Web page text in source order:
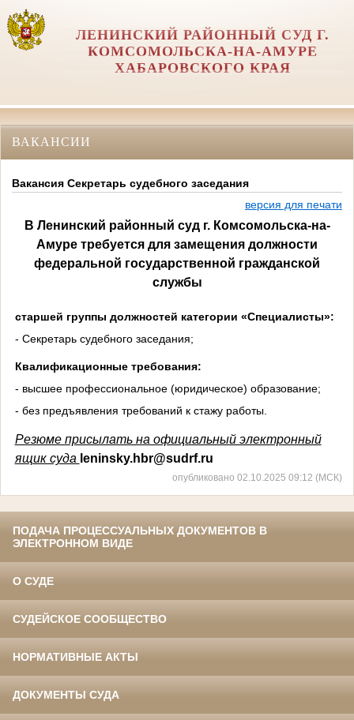
ЛЕНИНСКИЙ РАЙОННЫЙ СУД Г.
КОМСОМОЛЬСКА-НА-АМУРЕ
ХАБАРОВСКОГО КРАЯ
ВАКАНСИИ
Вакансия Секретарь судебного заседания
версия для печати
В Ленинский районный суд г. Комсомольска-на-
Амуре требуется для замещения должности
федеральной государственной гражданской
службы
старшей группы должностей категории «Специалисты»:
- Секретарь судебного заседания;
Квалификационные требования:
- высшее профессиональное (юридическое) образование;
- без предъявления требований к стажу работы.
Резюме присылать на официальный электронный
ящик суда leninsky.hbr@sudrf.ru
опубликовано 02.10.2025 09:12 (МСК)
ПОДАЧА ПРОЦЕССУАЛЬНЫХ ДОКУМЕНТОВ В
ЭЛЕКТРОННОМ ВИДЕ
О СУДЕ
СУДЕЙСКОЕ СООБЩЕСТВО
НОРМАТИВНЫЕ АКТЫ
ДОКУМЕНТЫ СУДА